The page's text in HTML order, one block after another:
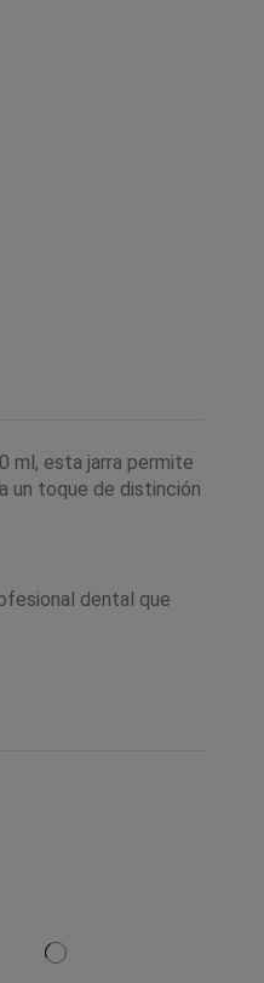
ml, esta jarra permite
un toque de distinción
dental que